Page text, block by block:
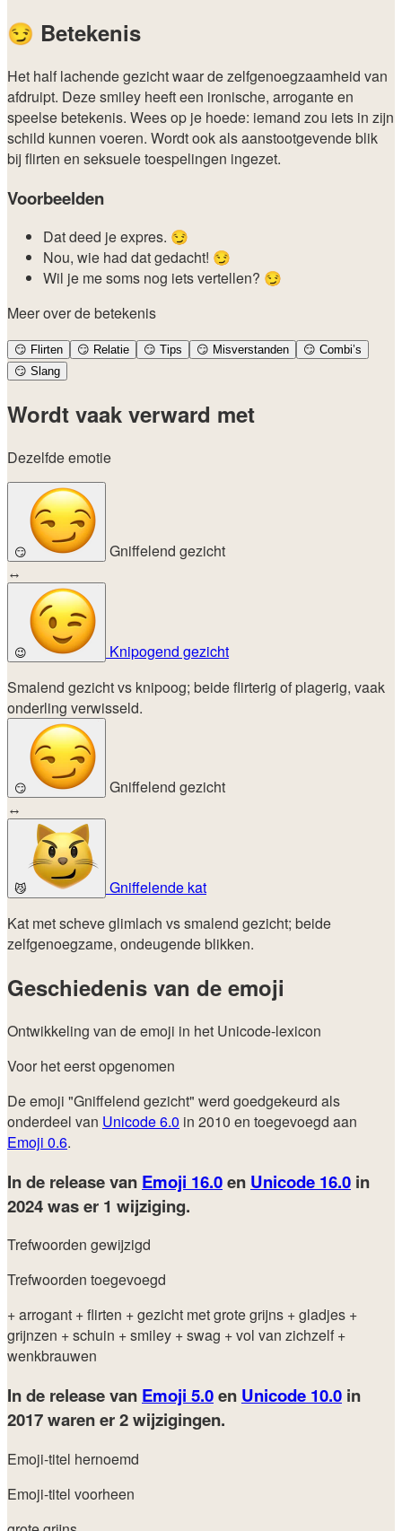
😏 Betekenis
Het half lachende gezicht waar de zelfgenoegzaamheid van
afdruipt. Deze smiley heeft een ironische, arrogante en
speelse betekenis. Wees op je hoede: iemand zou iets in zijn
schild kunnen voeren. Wordt ook als aanstootgevende blik
bij flirten en seksuele toespelingen ingezet.
Voorbeelden
Dat deed je expres. 😏
Nou, wie had dat gedacht! 😏
Wil je me soms nog iets vertellen? 😏
Meer over de betekenis
😏 Flirten 😏 Relatie 😏 Tips 😏 Misverstanden 😏 Combi’s
😏 Slang
Wordt vaak verward met
Dezelfde emotie
😏
Gniffelend gezicht
↔
😉
Knipogend gezicht
Smalend gezicht vs knipoog; beide flirterig of plagerig, vaak
onderling verwisseld.
😏
Gniffelend gezicht
↔
😼
Gniffelende kat
Kat met scheve glimlach vs smalend gezicht; beide
zelfgenoegzame, ondeugende blikken.
Geschiedenis van de emoji
Ontwikkeling van de emoji in het Unicode-lexicon
Voor het eerst opgenomen
De emoji "Gniffelend gezicht" werd goedgekeurd als
onderdeel van Unicode 6.0 in 2010 en toegevoegd aan
Emoji 0.6.
In de release van Emoji 16.0en Unicode 16.0 in
2024was er 1 wijziging.
Trefwoorden gewijzigd
Trefwoorden toegevoegd
+ arrogant + flirten + gezicht met grote grijns + gladjes +
grijnzen + schuin + smiley + swag + vol van zichzelf +
wenkbrauwen
In de release van Emoji 5.0en Unicode 10.0 in
2017waren er 2 wijzigingen.
Emoji-titel hernoemd
Emoji-titel voorheen